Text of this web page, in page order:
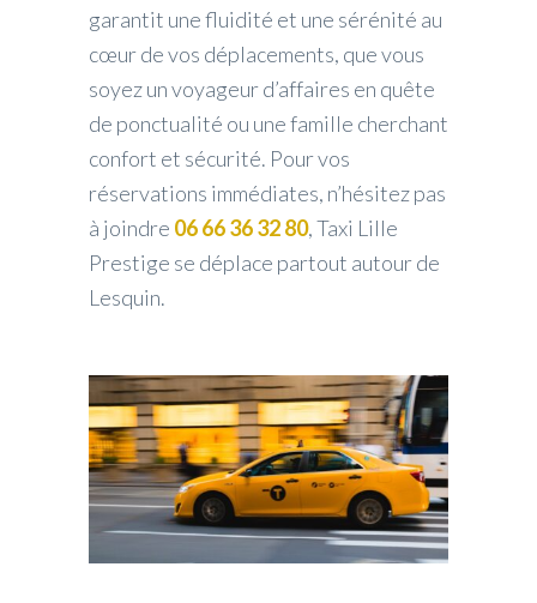
garantit une fluidité et une sérénité au
cœur de vos déplacements, que vous
soyez un voyageur d’affaires en quête
de ponctualité ou une famille cherchant
confort et sécurité. Pour vos
réservations immédiates, n’hésitez pas
à joindre 06 66 36 32 80, Taxi Lille
Prestige se déplace partout autour de
Lesquin.